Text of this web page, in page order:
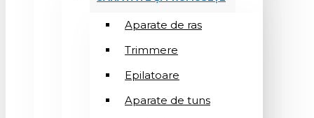
Aparate de ras
Trimmere
Epilatoare
Aparate de tuns